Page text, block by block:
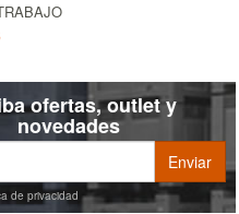
ofertas, outlet y
novedades
de privacidad